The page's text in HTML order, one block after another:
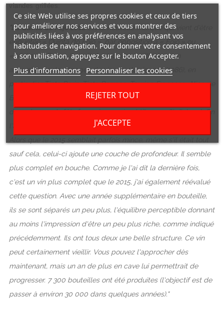
viandes grillées.
"La Quinta do Fojo 2016est la nouvelle marque qui vient d’être
étiquetée « Quinta do Fojo », par opposition à « Fojo » ou
« Vinha do Fojo ». Il s’agit du deuxième millésime, un
assemblage de cépages de vignes plus jeunes (1986), en
particulier Tinta Roriz, Tinta Barroca, Touriga Francesa, Alicante
Bouschet et Touriga Nacional. Il a été élevé pendant 19 mois
dans de grands fûts français usagés et titre 14,4 % d'alcool. On
l'a déjà vu auparavant, mais il est maintenant sur le marché.
sauf cela, celui-ci ajoute une couche de profondeur. Il semble
plus complet en bouche. Comme je l'ai dit la dernière fois,
c'est un vin plus complet que le 2015, j'ai également réévalué
cette question. Avec une année supplémentaire en bouteille,
ils se sont séparés un peu plus, l'équilibre perceptible donnant
au moins l'impression d'être un peu plus riche, comme indiqué
précédemment. Ils ont tous deux une belle structure. Ce vin
peut certainement vieillir. Vous pouvez l'approcher dès
maintenant, mais un an de plus en cave lui permettrait de
progresser. 7 300 bouteilles ont été produites (l'objectif est de
passer à environ 30 000 dans quelques années)."
Ce site Web utilise ses propres cookies et ceux de tiers
pour améliorer nos services et vous montrer des
publicités liées à vos préférences en analysant vos
habitudes de navigation. Pour donner votre consentement
à son utilisation, appuyez sur le bouton Accepter.
Plus d'informations Personnaliser les cookies
REJETER TOUT
J'ACCEPTE